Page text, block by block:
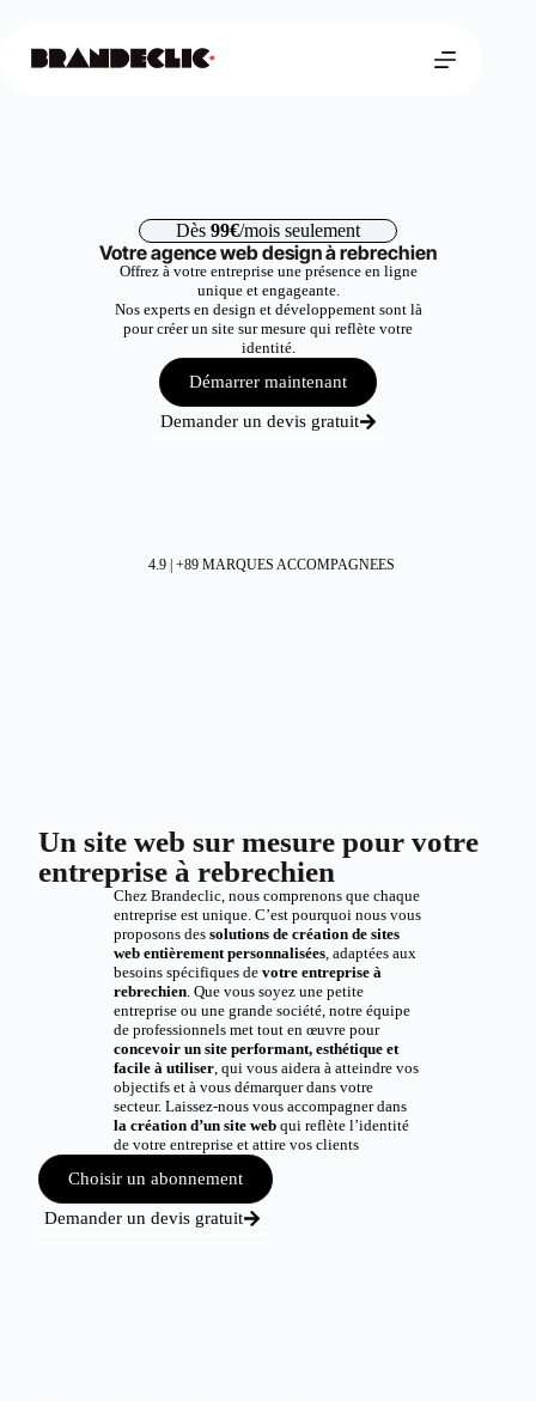
Dès 99€/mois seulement
Votre agence web design à rebrechien
Offrez à votre entreprise une présence en ligne
unique et engageante.
Nos experts en design et développement sont là
pour créer un site sur mesure qui reflète votre
identité.
Démarrer maintenant
Demander un devis gratuit
4.9 | +89 MARQUES ACCOMPAGNEES
Un site web sur mesure pour votre
entreprise à rebrechien
Chez Brandeclic, nous comprenons que chaque
entreprise est unique. C’est pourquoi nous vous
proposons des solutions de création de sites
web entièrement personnalisées, adaptées aux
besoins spécifiques de votre entreprise à
rebrechien. Que vous soyez une petite
entreprise ou une grande société, notre équipe
de professionnels met tout en œuvre pour
concevoir un site performant, esthétique et
facile à utiliser, qui vous aidera à atteindre vos
objectifs et à vous démarquer dans votre
secteur. Laissez-nous vous accompagner dans
la création d’un site webqui reflète l’identité
de votre entreprise et attire vos clients
Choisir un abonnement
Demander un devis gratuit